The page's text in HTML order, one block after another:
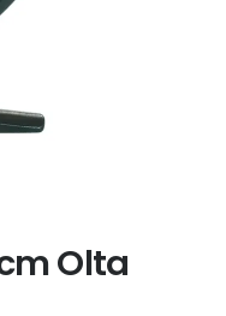
Olta